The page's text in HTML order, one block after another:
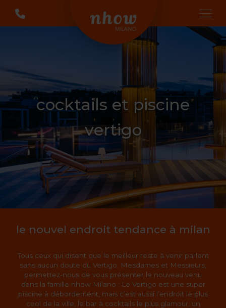
cocktails et piscine
vertigo
le nouvel endroit tendance à milan
Tous ceux qui disent que le meilleur reste à venir parlent
sans aucun doute du Vertigo. Mesdames et Messieurs,
permettez-nous de vous présenter le nouveau venu
dans la famille nhow Milano : Le Vertigo est une super
piscine à débordement, mais c’est aussi l’endroit le plus
cool de la ville, le bar à cocktails le plus glamour, un